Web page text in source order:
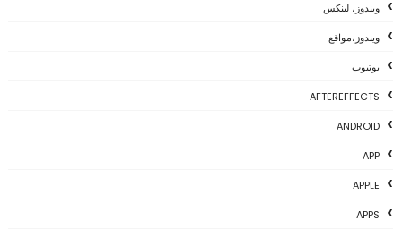
ويندوز، لينكس
ويندوز،مواقع
يوتيوب
AFTEREFFECTS
ANDROID
APP
APPLE
APPS